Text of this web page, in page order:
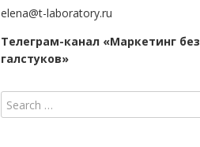
elena@t-laboratory.ru
Телеграм-канал «Маркетинг без
галстуков»